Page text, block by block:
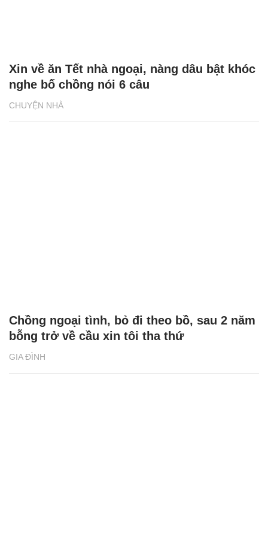
CHUYỆN NHÀ
Xin về ăn Tết nhà ngoại, nàng dâu bật khóc
nghe bố chồng nói 6 câu
GIA ĐÌNH
Chồng ngoại tình, bỏ đi theo bồ, sau 2 năm
bỗng trở về cầu xin tôi tha thứ